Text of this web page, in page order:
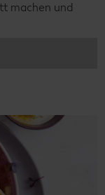
machen und